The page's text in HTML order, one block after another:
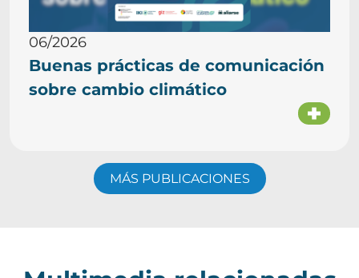
06/2026
Buenas prácticas de comunicación
sobre cambio climático
MÁS PUBLICACIONES